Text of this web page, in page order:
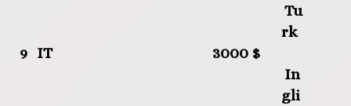
Tu
rk
9 IT
3000 $
In
gli